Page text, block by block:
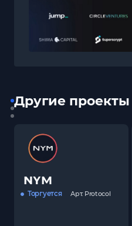
Другие проекты
NYM
Торгуется Арт. Protocol